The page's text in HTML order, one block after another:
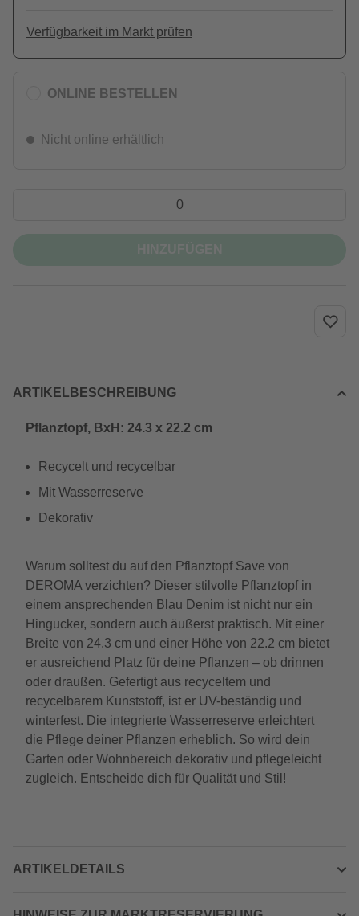
Verfügbarkeit im Markt prüfen
ONLINE BESTELLEN
Nicht online erhältlich
ARTIKELBESCHREIBUNG
Pflanztopf, BxH: 24.3 x 22.2 cm
Recycelt und recycelbar
Mit Wasserreserve
Dekorativ
Warum solltest du auf den Pflanztopf Save von
DEROMA verzichten? Dieser stilvolle Pflanztopf in
einem ansprechenden Blau Denim ist nicht nur ein
Hingucker, sondern auch äußerst praktisch. Mit einer
Breite von 24.3 cm und einer Höhe von 22.2 cm bietet
er ausreichend Platz für deine Pflanzen – ob drinnen
oder draußen. Gefertigt aus recyceltem und
recycelbarem Kunststoff, ist er UV-beständig und
winterfest. Die integrierte Wasserreserve erleichtert
die Pflege deiner Pflanzen erheblich. So wird dein
Garten oder Wohnbereich dekorativ und pflegeleicht
zugleich. Entscheide dich für Qualität und Stil!
ARTIKELDETAILS